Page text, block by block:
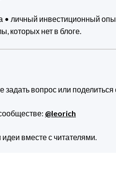
• личный инвестиционный
которых нет в блоге.
задать вопрос или
@leorich
вместе с читателями.